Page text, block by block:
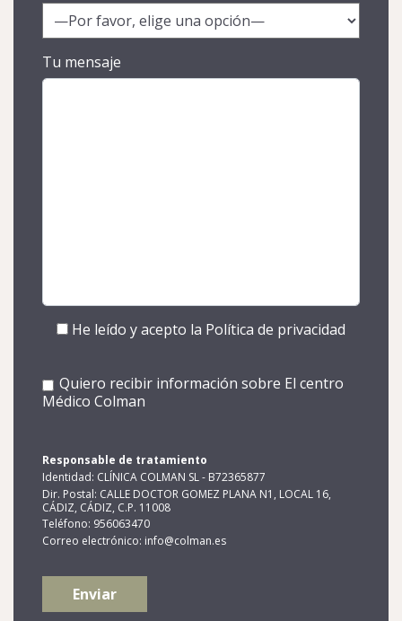
Tu mensaje
He leído y acepto la Política de privacidad
Quiero recibir información sobre El centro
Médico Colman
Responsable de tratamiento
Identidad: CLÍNICA COLMAN SL - B72365877
Dir. Postal: CALLE DOCTOR GOMEZ PLANA N1, LOCAL 16,
CÁDIZ, CÁDIZ, C.P. 11008
Teléfono: 956063470
Correo electrónico: info@colman.es